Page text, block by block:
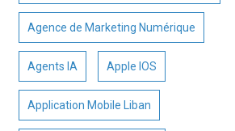
Agence de Marketing Numérique
Agents IA Apple IOS
Application Mobile Liban